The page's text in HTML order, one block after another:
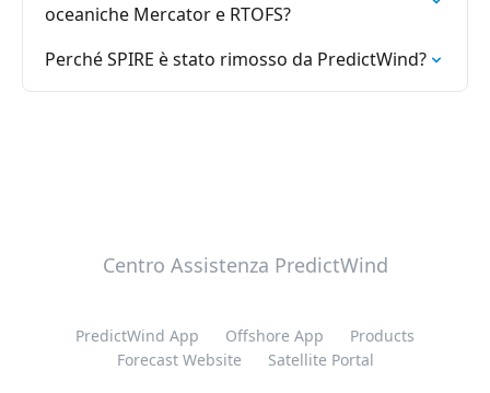
oceaniche Mercator e RTOFS?
Perché SPIRE è stato rimosso da PredictWind?
Centro Assistenza PredictWind
PredictWind App Offshore App
Products
Forecast Website
Satellite Portal